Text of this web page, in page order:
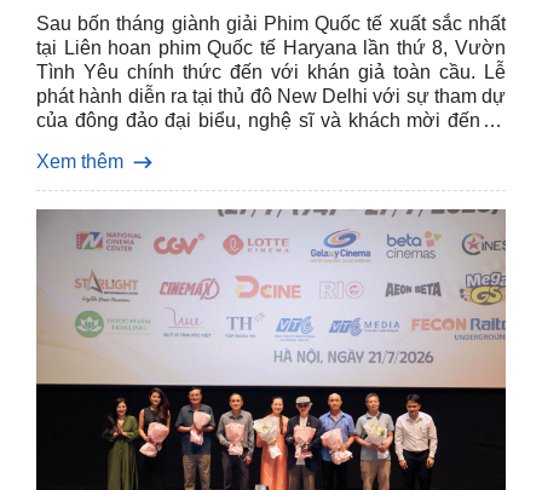
Sau bốn tháng giành giải Phim Quốc tế xuất sắc nhất
tại Liên hoan phim Quốc tế Haryana lần thứ 8, Vườn
Tình Yêu chính thức đến với khán giả toàn cầu. Lễ
phát hành diễn ra tại thủ đô New Delhi với sự tham dự
của đông đảo đại biểu, nghệ sĩ và khách mời đến từ
Xem thêm